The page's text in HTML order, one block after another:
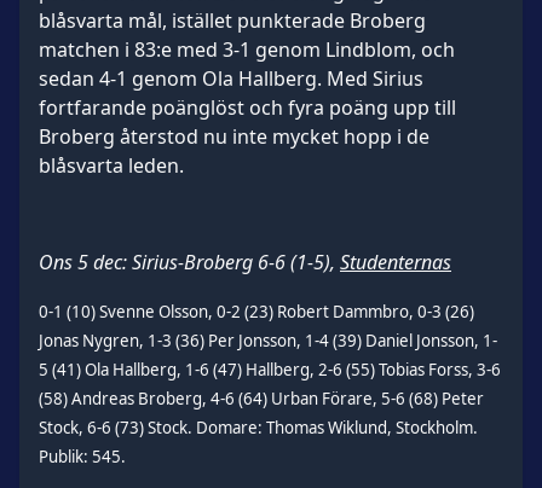
blåsvarta mål, istället punkterade Broberg
matchen i 83:e med 3-1 genom Lindblom, och
sedan 4-1 genom Ola Hallberg. Med Sirius
fortfarande poänglöst och fyra poäng upp till
Broberg återstod nu inte mycket hopp i de
blåsvarta leden.
Ons 5 dec: Sirius-Broberg 6-6 (1-5), Studenternas
0-1 (10) Svenne Olsson, 0-2 (23) Robert Dammbro, 0-3 (26)
Jonas Nygren, 1-3 (36) Per Jonsson, 1-4 (39) Daniel Jonsson, 1-
5 (41) Ola Hallberg, 1-6 (47) Hallberg, 2-6 (55) Tobias Forss, 3-6
(58) Andreas Broberg, 4-6 (64) Urban Förare, 5-6 (68) Peter
Stock, 6-6 (73) Stock. Domare: Thomas Wiklund, Stockholm.
Publik: 545.